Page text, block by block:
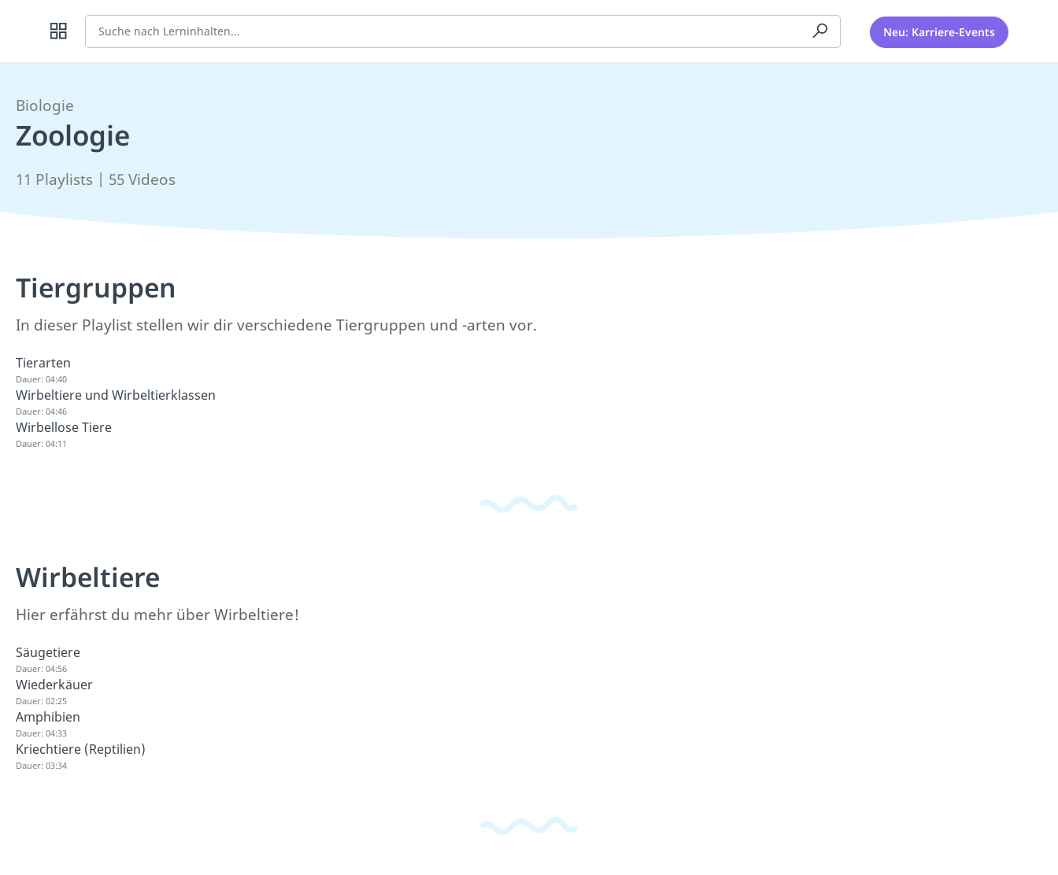
Suche Neu: Karriere-Events
Biologie
Zoologie
11 Playlists | 55 Videos
Tiergruppen
In dieser Playlist stellen wir dir verschiedene Tiergruppen und -arten vor.
Tierarten
Dauer: 04:40
Wirbeltiere und Wirbeltierklassen
Dauer: 04:46
Wirbellose Tiere
Dauer: 04:11
Wirbeltiere
Hier erfährst du mehr über Wirbeltiere!
Säugetiere
Dauer: 04:56
Wiederkäuer
Dauer: 02:25
Amphibien
Dauer: 04:33
Kriechtiere (Reptilien)
Dauer: 03:34